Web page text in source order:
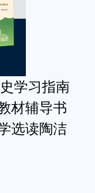
学习指南
材辅导书
选读陶洁